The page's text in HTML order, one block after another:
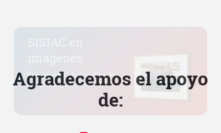
Agradecemos el apoyo
de: